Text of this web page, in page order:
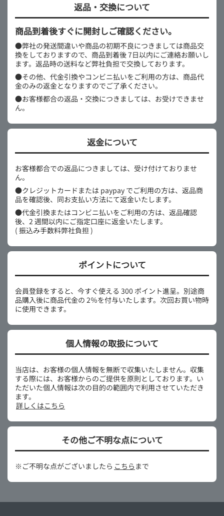
返品・交換について
商品到着後すぐに開封しご確認ください。
●弊社の発送間違いや商品の初期不良につきましては商品交
換をしておりますので、商品到着後 7日以内にご連絡お願いし
ます。返品時の送料など弊社負担で交換しております。
●その他、代金引換やコンビニ払いをご利用の方は、商品代
金のみの返金となりますのでご了承ください。
●お客様都合の返品・交換につきましては、お受けできませ
ん。
返金について
お客様都合での返品につきましては、受け付けておりませ
ん。
●クレジットカードまたは paypay でご利用の方は、返品商
品を確認後、同お支払い方法にて返金いたします。
●代金引換またはコンビニ払いをご利用の方は、返品確認
後、2 週間以内にご指定口座に返金いたします。
( 振込み手数料弊社負担 )
ポイントについて
会員登録をすると、今すぐ使える 300 ポイント進呈。別途商
品購入後に商品代金の 2％を付与いたします。次回お買い物時
に使用できます。
個人情報の取扱について
当店は、お客様の個人情報を無断で収集いたしません。収集
する際には、お客様からのご提供を原則としております。い
ただいた個人情報は次の目的の範囲内で利用させていただき
ます。
詳しくはこちら
その他ご不明な点について
※ご不明な点がございましたら こちら まで